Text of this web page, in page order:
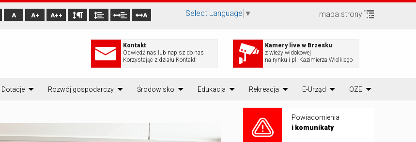
A A+ A++ A Select Language ▼ mapa strony
Kontakt
Odwiedź nas lub napisz do nas
Korzystając z działu Kontakt
Kamery live w Brzesku
z wieży widokowej
na rynku i pl. Kazimierza Wielkiego
Dotacje Rozwój gospodarczy Środowisko Edukacja Rekreacja E-Urząd OZE
Powiadomienia
i komunikaty